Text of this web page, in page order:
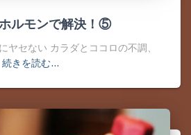
ルモンで解決！⑤
ヤセない カラダとココロの不調、
続きを読む…